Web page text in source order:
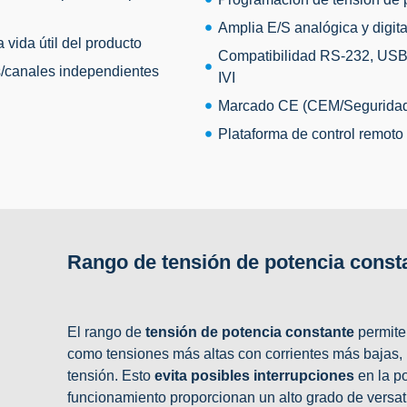
vida útil del producto
canales independientes
Amplia E/S analógica y
Compatibilidad RS-232,
IVI
Marcado CE (CEM/
Plataforma de control
Rango de tensión de potencia
El rango detensión de potencia constante
como tensiones más altas con corrientes más
tensión. Estoevita posibles interrupciones en la
funcionamiento proporcionan un alto grado de